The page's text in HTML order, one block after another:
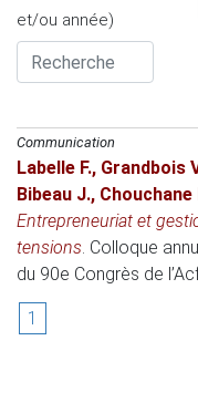
et/ou année)
Communication
Labelle F., Grandbois
Bibeau J., Chouchane
Entrepreneuriat et
tensions. Colloque
du 90e Congrès de
1